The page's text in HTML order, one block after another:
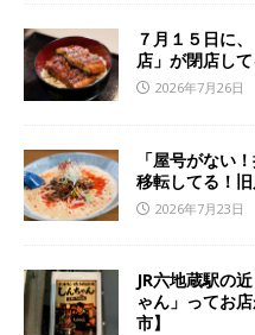
７月１５日に
店」が閉店して
2026年7月26日
「屋号がない
移転してる！
2026年7月23日
JR六地蔵駅の
ゃん」ってお
市】